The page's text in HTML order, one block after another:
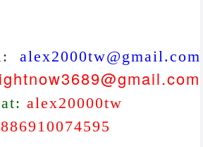
alex20000tw